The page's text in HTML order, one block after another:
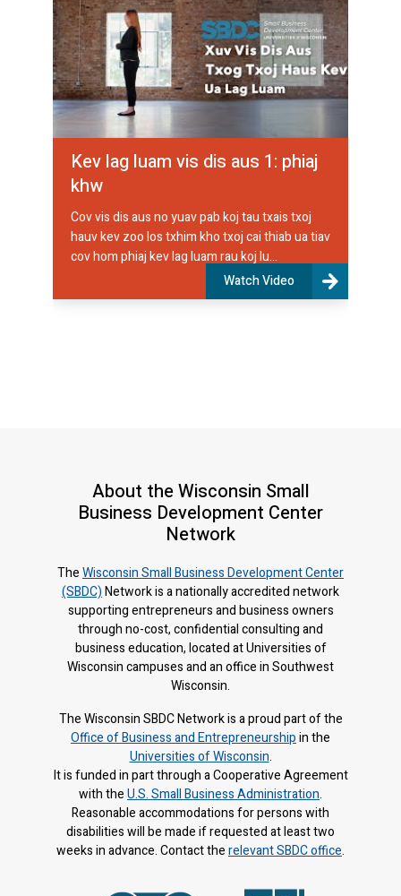
Kev lag luam vis dis aus 1: phiaj
khw
Cov vis dis aus no yuav pab koj tau txais txoj
hauv kev zoo los txhim kho txoj cai thiab ua tiav
cov hom phiaj kev lag luam rau koj lu...
Watch Video
About the Wisconsin Small
Business Development Center
Network
TheWisconsin Small Business Development Center
(SBDC)Network is a nationally accredited network
supporting entrepreneurs and business owners
through no-cost, confidential consulting and
business education, located at Universities of
Wisconsin campuses and an office in Southwest
Wisconsin.
The Wisconsin SBDC Network is a proud part of the
Office of Business and Entrepreneurshipin the
Universities of Wisconsin.
It is funded in part through a Cooperative Agreement
with theU.S. Small Business Administration.
Reasonable accommodations for persons with
disabilities will be made if requested at least two
weeks in advance. Contact therelevant SBDC office.